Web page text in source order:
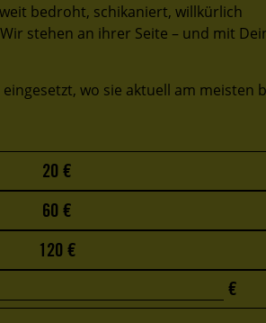
bedroht, schikaniert, willkürlich
stehen an ihrer Seite – und mit
wo sie aktuell am meisten
20 €
60 €
120 €
€
€
Custom